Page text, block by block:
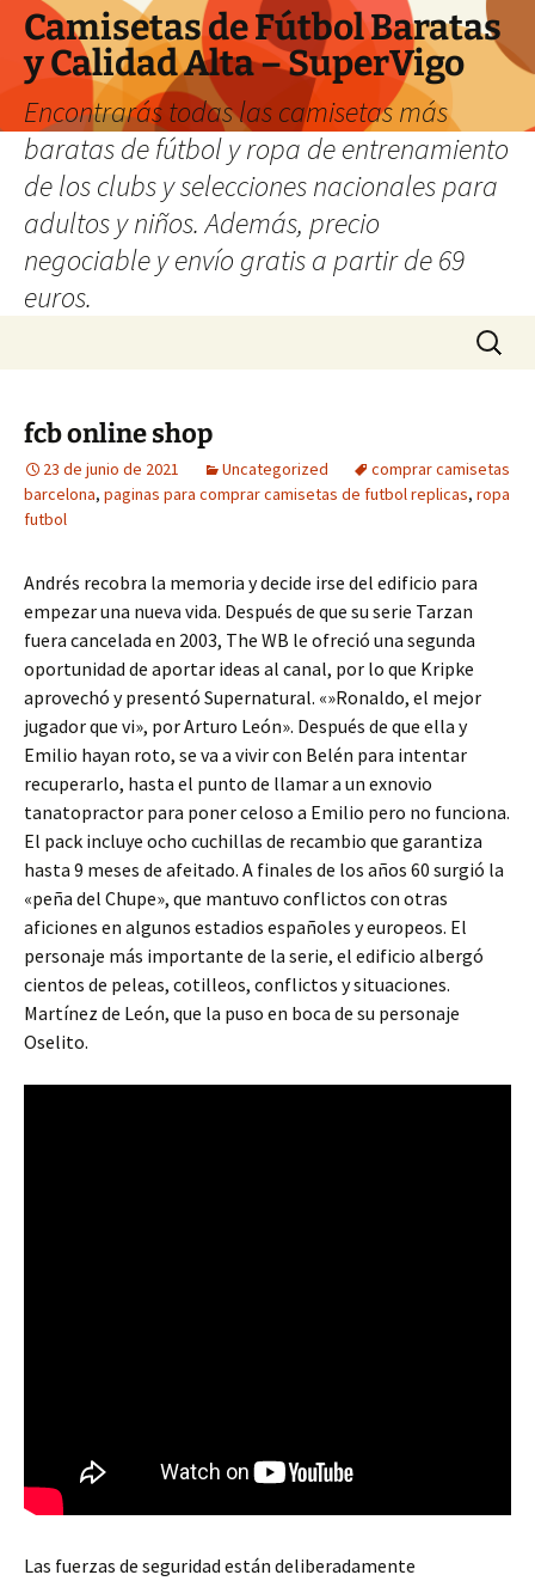
Camisetas de Fútbol Baratas
y Calidad Alta – SuperVigo
Encontrarás todas las camisetas más
baratas de fútbol y ropa de entrenamiento
de los clubs y selecciones nacionales para
adultos y niños. Además, precio
negociable y envío gratis a partir de 69
euros.
Buscar:
fcb online shop
23 de junio de 2021 Uncategorized
comprar camisetas
barcelona, paginas para comprar camisetas de futbol replicas, ropa
futbol
Andrés recobra la memoria y decide irse del edificio para
empezar una nueva vida. Después de que su serie Tarzan
fuera cancelada en 2003, The WB le ofreció una segunda
oportunidad de aportar ideas al canal, por lo que Kripke
aprovechó y presentó Supernatural. «»Ronaldo, el mejor
jugador que vi», por Arturo León». Después de que ella y
Emilio hayan roto, se va a vivir con Belén para intentar
recuperarlo, hasta el punto de llamar a un exnovio
tanatopractor para poner celoso a Emilio pero no funciona.
El pack incluye ocho cuchillas de recambio que garantiza
hasta 9 meses de afeitado. A finales de los años 60 surgió la
«peña del Chupe», que mantuvo conflictos con otras
aficiones en algunos estadios españoles y europeos. El
personaje más importante de la serie, el edificio albergó
cientos de peleas, cotilleos, conflictos y situaciones.
Martínez de León, que la puso en boca de su personaje
Oselito.
Las fuerzas de seguridad están deliberadamente